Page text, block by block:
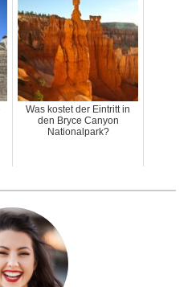
Was kostet der Eintritt in
den Bryce Canyon
Nationalpark?